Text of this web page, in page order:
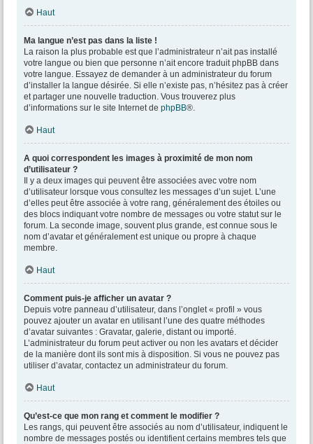
Haut
Ma langue n’est pas dans la liste !
La raison la plus probable est que l’administrateur n’ait pas installé
votre langue ou bien que personne n’ait encore traduit phpBB dans
votre langue. Essayez de demander à un administrateur du forum
d’installer la langue désirée. Si elle n’existe pas, n’hésitez pas à créer
et partager une nouvelle traduction. Vous trouverez plus
d’informations sur le site Internet de phpBB®.
Haut
A quoi correspondent les images à proximité de mon nom
d’utilisateur ?
Il y a deux images qui peuvent être associées avec votre nom
d’utilisateur lorsque vous consultez les messages d’un sujet. L’une
d’elles peut être associée à votre rang, généralement des étoiles ou
des blocs indiquant votre nombre de messages ou votre statut sur le
forum. La seconde image, souvent plus grande, est connue sous le
nom d’avatar et généralement est unique ou propre à chaque
membre.
Haut
Comment puis-je afficher un avatar ?
Depuis votre panneau d’utilisateur, dans l’onglet « profil » vous
pouvez ajouter un avatar en utilisant l’une des quatre méthodes
d’avatar suivantes : Gravatar, galerie, distant ou importé.
L’administrateur du forum peut activer ou non les avatars et décider
de la manière dont ils sont mis à disposition. Si vous ne pouvez pas
utiliser d’avatar, contactez un administrateur du forum.
Haut
Qu’est-ce que mon rang et comment le modifier ?
Les rangs, qui peuvent être associés au nom d’utilisateur, indiquent le
nombre de messages postés ou identifient certains membres tels que